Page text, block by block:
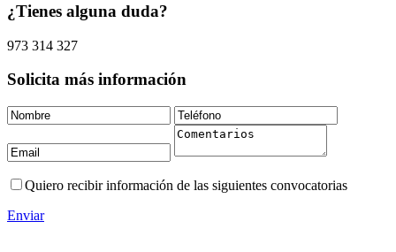
¿Tienes alguna duda?
973 314 327
Solicita más información
Quiero recibir información de las siguientes convocatorias
Enviar